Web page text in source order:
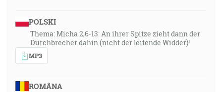
POLSKI
Thema: Micha 2,6-13: An ihrer Spitze zieht dann der
Durchbrecher dahin (nicht der leitende Widder)!
MP3
ROMÂNA